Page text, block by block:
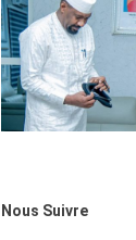
Nous Suivre